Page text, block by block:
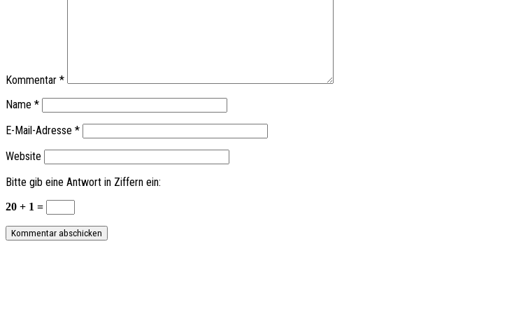
Kommentar *
Name *
E-Mail-Adresse *
Website
Bitte gib eine Antwort in Ziffern ein:
20 + 1 =